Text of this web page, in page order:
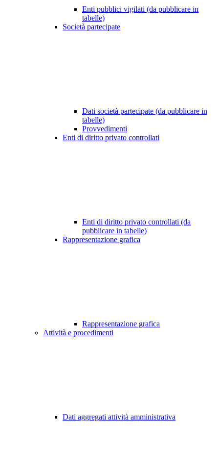
Enti pubblici vigilati (da pubblicare in
tabelle)
Società partecipate
Dati società partecipate (da pubblicare in
tabelle)
Provvedimenti
Enti di diritto privato controllati
Enti di diritto privato controllati (da
pubblicare in tabelle)
Rappresentazione grafica
Rappresentazione grafica
Attività e procedimenti
Dati aggregati attività amministrativa